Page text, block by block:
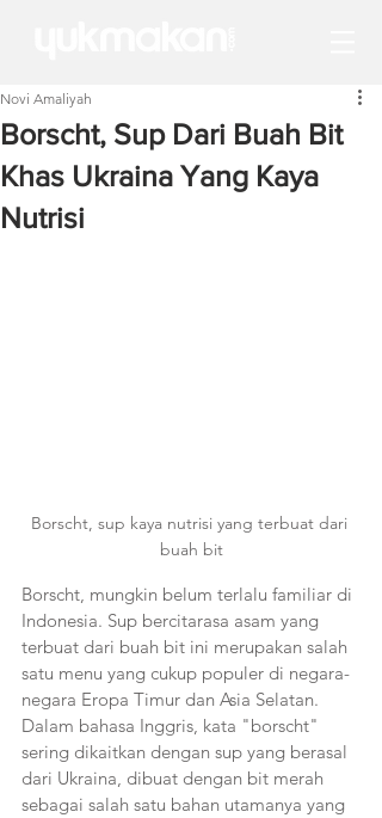
Borscht, Sup Dari Buah Bit
Khas Ukraina Yang Kaya
Nutrisi
Novi Amaliyah
Borscht, sup kaya nutrisi yang terbuat dari
buah bit
Borscht, mungkin belum terlalu familiar di
Indonesia. Sup bercitarasa asam yang
terbuat dari buah bit ini merupakan salah
satu menu yang cukup populer di negara-
negara Eropa Timur dan Asia Selatan.
Dalam bahasa Inggris, kata "borscht"
sering dikaitkan dengan sup yang berasal
dari Ukraina, dibuat dengan bit merah
sebagai salah satu bahan utamanya yang